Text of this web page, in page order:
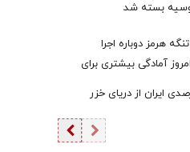
بسته شد
هرمز دوباره اجرا
آمادگی بیشتری برای